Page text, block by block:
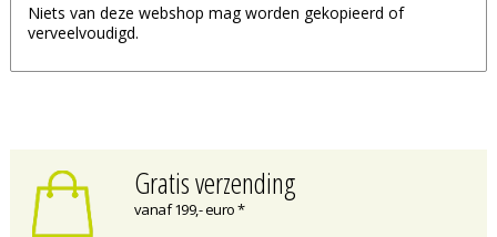
Niets van deze webshop mag worden gekopieerd of
verveelvoudigd.
Gratis verzending
vanaf 199,- euro *